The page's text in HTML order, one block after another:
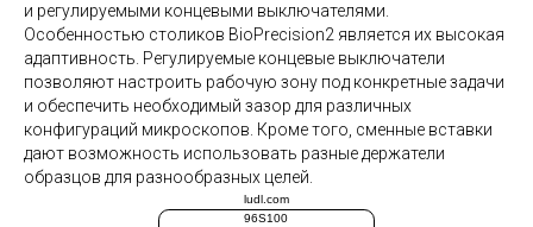
и регулируемыми концевыми выключателями.
Особенностью столиков BioPrecision2 является их высокая
адаптивность. Регулируемые концевые выключатели
позволяют настроить рабочую зону под конкретные задачи
и обеспечить необходимый зазор для различных
конфигураций микроскопов. Кроме того, сменные вставки
дают возможность использовать разные держатели
образцов для разнообразных целей.
ludl.com
96S100